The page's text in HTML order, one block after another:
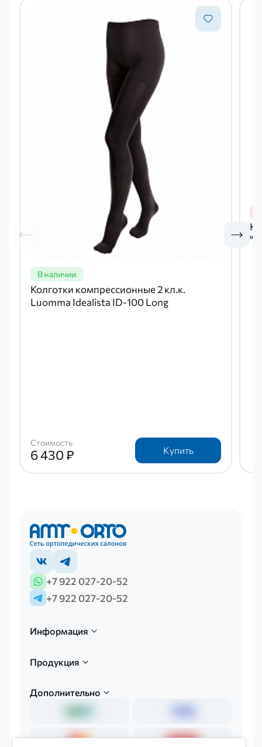
Колготки компрессионные 2 кл.к.
Luomma Idealista ID-100 Long
Стоимость
6 430 ₽ Купить
+7 922 027-20-52
+7 922 027-20-52
Информация
Продукция
Дополнительно